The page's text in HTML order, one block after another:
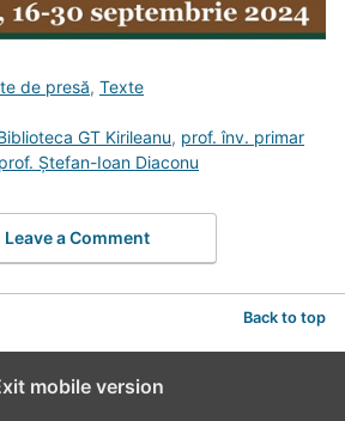
de presă, Texte
GT Kirileanu, prof. înv. primar
prof. Ștefan-Ioan Diaconu
Leave a Comment
Back to top
mobile version